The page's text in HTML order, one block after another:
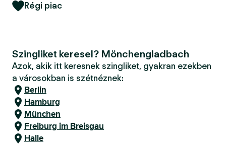
Régi piac
Szingliket keresel? Mönchengladbach
Azok, akik itt keresnek szingliket, gyakran ezekben
a városokban is szétnéznek:
Berlin
Hamburg
München
Freiburg im Breisgau
Halle